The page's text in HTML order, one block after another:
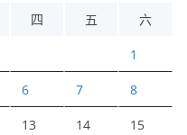
四 五 六
1
6 7 8
13 14 15